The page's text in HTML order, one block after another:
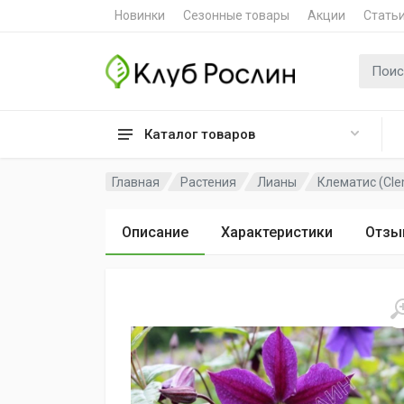
Новинки Сезонные товары Акции
Каталог товаров
Поиск
Главная Растения Лианы Клематис
Описание Характеристики